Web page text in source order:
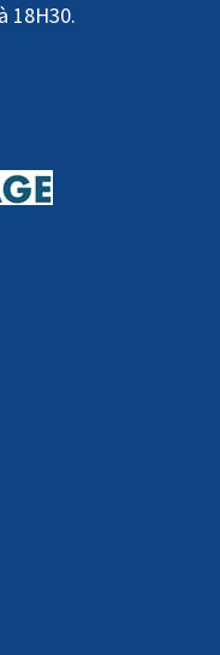
18H30.